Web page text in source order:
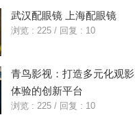
武汉配眼镜 上海配眼镜
浏览 : 225 / 回复 : 10
青鸟影视：打造多元化观影
体验的创新平台
浏览 : 225 / 回复 : 10